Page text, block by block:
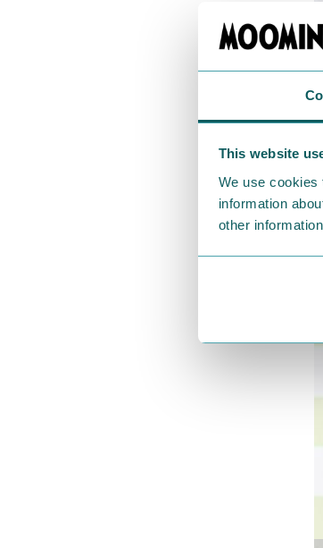
This website
We use cookies
information
other